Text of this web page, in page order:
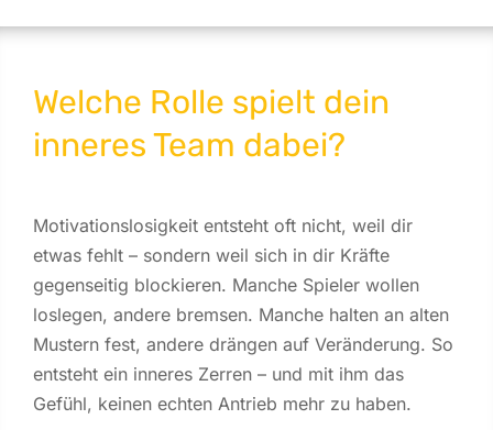
Welche Rolle spielt dein
inneres Team dabei?
Motivationslosigkeit entsteht oft nicht, weil dir
etwas fehlt – sondern weil sich in dir Kräfte
gegenseitig blockieren. Manche Spieler wollen
loslegen, andere bremsen. Manche halten an alten
Mustern fest, andere drängen auf Veränderung. So
entsteht ein inneres Zerren – und mit ihm das
Gefühl, keinen echten Antrieb mehr zu haben.